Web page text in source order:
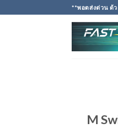
to
**พอตส่งด่วน ด้
M